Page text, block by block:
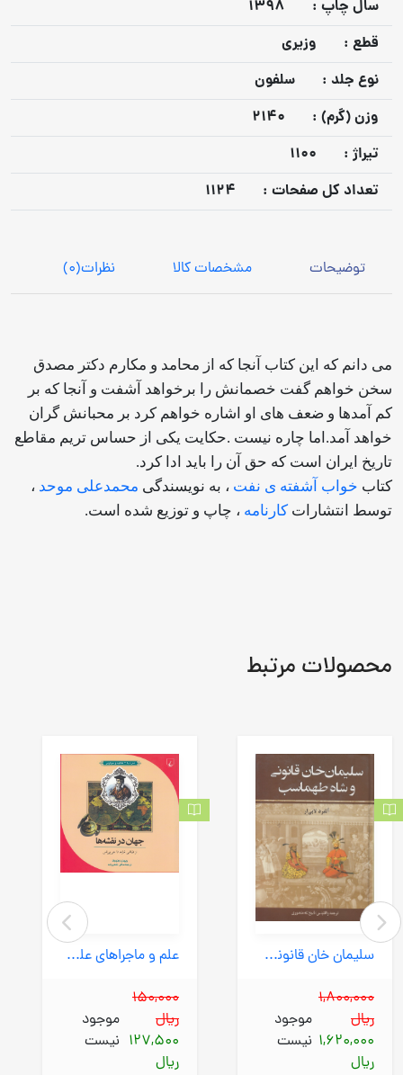
سال چاپ :
1398
قطع :
وزیری
نوع جلد :
سلفون
وزن (گرم) :
2140
تيراژ :
1100
تعداد كل صفحات :
1124
توضیحات مشخصات کالا نظرات(0)
می دانم که این کتاب آنجا که از محامد و مکارم دکتر مصدق
سخن خواهم گفت خصمانش را برخواهد آشفت و آنجا که بر
کم آمدها و ضعف های او اشاره خواهم کرد بر محبانش گران
خواهد آمد.اما چاره نیست .حکایت یکی از حساس تریم مقاطع
تاریخ ایران است که حق آن را باید ادا کرد.
کتاب خواب آشفته ی نفت ، به نویسندگی محمدعلی موحد ،
توسط انتشارات کارنامه ، چاپ و توزیع شده است.
محصولات مرتبط
علم و ماجراهای علمی 10- جهان در نقشه ها - از نقاشی غارها تا جی پی اس (ققنوس) خشتی شومیز
150,000
ریال
127,500
ریال
موجود
نیست
سلیمان خان قانونی و شاه طهماسب 2 جلدی (زرین) وزیری سلفون
1,800,000
ریال
1,620,000
ریال
موجود
نیست